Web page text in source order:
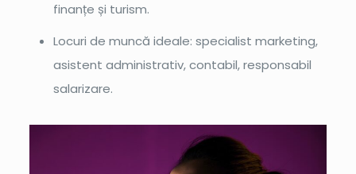
finanțe și turism.
Locuri de muncă ideale: specialist marketing,
asistent administrativ, contabil, responsabil
salarizare.